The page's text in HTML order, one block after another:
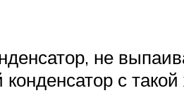
не
с